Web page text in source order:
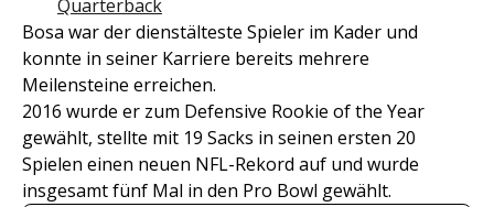
Quarterback
Bosa war der dienstälteste Spieler im Kader und
konnte in seiner Karriere bereits mehrere
Meilensteine erreichen.
2016 wurde er zum Defensive Rookie of the Year
gewählt, stellte mit 19 Sacks in seinen ersten 20
Spielen einen neuen NFL-Rekord auf und wurde
insgesamt fünf Mal in den Pro Bowl gewählt.